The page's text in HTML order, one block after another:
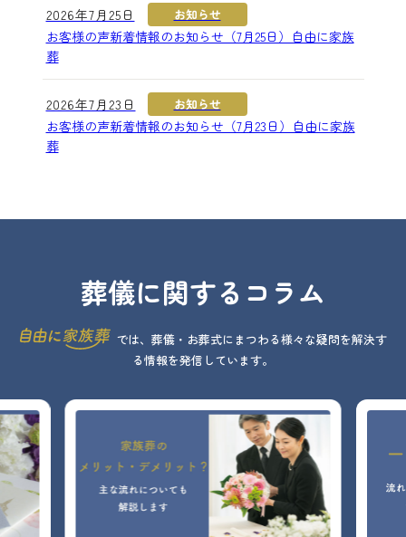
2026年7月25日 お知らせ
お客様の声新着情報のお知らせ（7月25日）自由に家族
葬
2026年7月23日 お知らせ
お客様の声新着情報のお知らせ（7月23日）自由に家族
葬
葬儀に関するコラム
では、葬儀・お葬式にまつわる様々な疑問を解決す
る情報を発信しています。